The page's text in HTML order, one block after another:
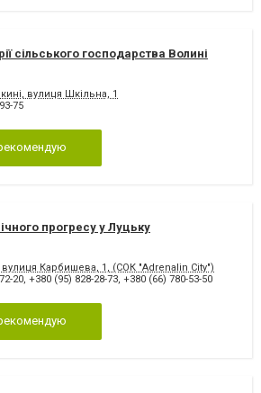
сільського господарства Волині
вулиця Шкільна, 1
75
прогресу у Луцьку
вулиця Карбишева, 1, (СОК "Adrenalin City")
20, +380 (95) 828-28-73, +380 (66) 780-53-50